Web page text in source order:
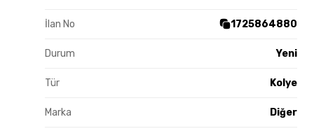
İlan No 1725864880
Durum Yeni
Tür Kolye
Marka Diğer